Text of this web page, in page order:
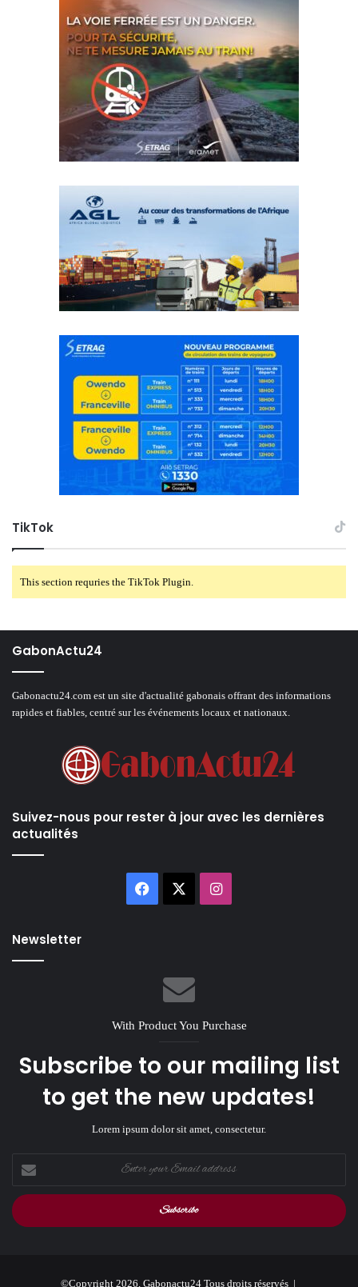
TikTok
This section requries the TikTok Plugin.
GabonActu24
Gabonactu24.com est un site d'actualité gabonais offrant des informations
rapides et fiables, centré sur les événements locaux et nationaux.
Suivez-nous pour rester à jour avec les dernières
actualités
Facebook Instagram
Newsletter
With Product You Purchase
Subscribe to our mailing list
to get the new updates!
Lorem ipsum dolor sit amet, consectetur.
your
Email
address
©Copyright 2026, Gabonactu24 Tous droits réservés |